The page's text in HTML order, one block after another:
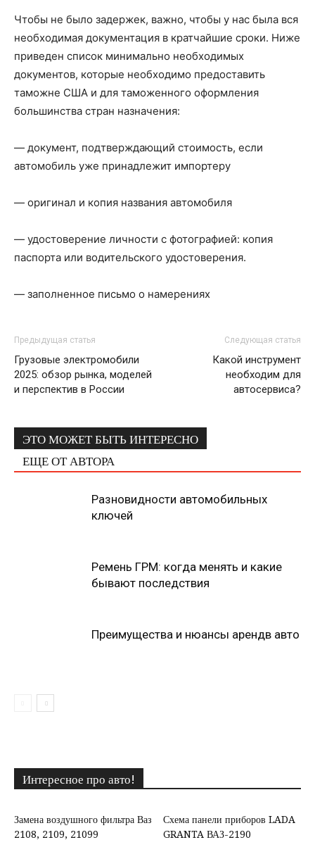
Чтобы не было задержек, важно, чтобы у нас была вся
необходимая документация в кратчайшие сроки. Ниже
приведен список минимально необходимых
документов, которые необходимо предоставить
таможне США и для таможенного оформления
большинства стран назначения:
— документ, подтверждающий стоимость, если
автомобиль уже принадлежит импортеру
— оригинал и копия названия автомобиля
— удостоверение личности с фотографией: копия
паспорта или водительского удостоверения.
— заполненное письмо о намерениях
Предыдущая статья
Грузовые электромобили
2025: обзор рынка, моделей
и перспектив в России
Следующая статья
Какой инструмент
необходим для
автосервиса?
ЭТО МОЖЕТ БЫТЬ ИНТЕРЕСНО
ЕЩЕ ОТ АВТОРА
Разновидности автомобильных
ключей
Ремень ГРМ: когда менять и какие
бывают последствия
Преимущества и нюансы арендв авто
Интересное про авто!
Замена воздушного фильтра Ваз
2108, 2109, 21099
Схема панели приборов LADA
GRANTA ВАЗ-2190